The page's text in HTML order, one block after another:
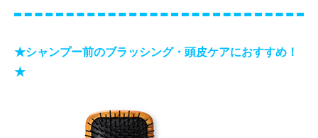
★シャンプー前のブラッシング・頭皮ケアにおすすめ！
★